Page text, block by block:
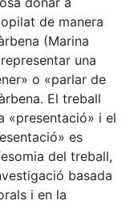
de manera
(Marina
una
o «parlar de
El treball
«presentació» i el
es
del treball,
basada
i en la